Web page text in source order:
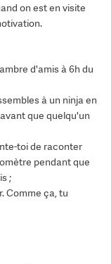
on est en visite
d'amis à 6h du
à un ninja en
que quelqu'un
toi de raconter
pendant que
;
Comme ça, tu